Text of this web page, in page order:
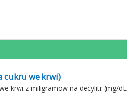
cukru we krwi)
krwi z miligramów na decylitr (mg/